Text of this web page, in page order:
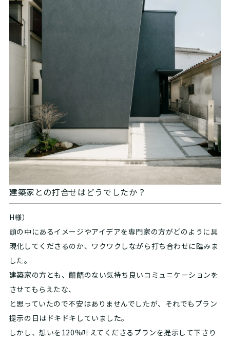
建築家との打合せはどうでしたか？
H様）
頭の中にあるイメージやアイデアを専門家の方がどのように具
現化してくださるのか、ワクワクしながら打ち合わせに臨みま
した。
建築家の方とも、齟齬のない気持ち良いコミュニケーションを
させてもらえたな、
と思っていたので不安はありませんでしたが、それでもプラン
提示の日はドキドキしていました。
しかし、想いを120%叶えてくださるプランを提示して下さり